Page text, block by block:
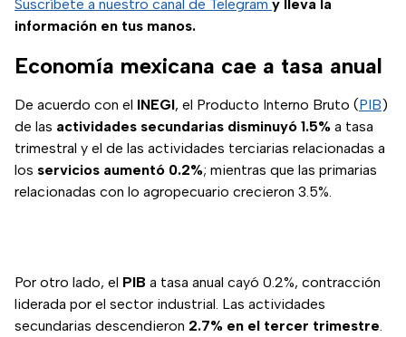
Suscríbete a nuestro canal de Telegram y lleva la
información en tus manos.
Economía mexicana cae a tasa anual
De acuerdo con el INEGI, el Producto Interno Bruto (PIB)
de las actividades secundarias disminuyó 1.5% a tasa
trimestral y el de las actividades terciarias relacionadas a
los servicios aumentó 0.2%; mientras que las primarias
relacionadas con lo agropecuario crecieron 3.5%.
Por otro lado, el PIB a tasa anual cayó 0.2%, contracción
liderada por el sector industrial. Las actividades
secundarias descendieron 2.7% en el tercer trimestre.